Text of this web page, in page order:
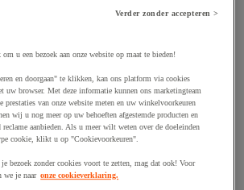
zaag
en verlichting
elektrisch schakelpaneel
en kabel
en schakelaar
Verder zonder accepteren >
u een bezoek aan onze website op maat te bieden!
en doorgaan" te klikken, kan ons platform via cookies
uw browser. Met deze informatie kunnen ons marketingteam
prestaties van onze website meten en uw winkelvoorkeuren
wij u nog meer op uw behoeften afgestemde producten en
reclame aanbieden. Als u meer wilt weten over de doeleinden
cookie, klikt u op "Cookievoorkeuren".
bezoek zonder cookies voort te zetten, mag dat ook! Voor
we je naar onze cookieverklaring.